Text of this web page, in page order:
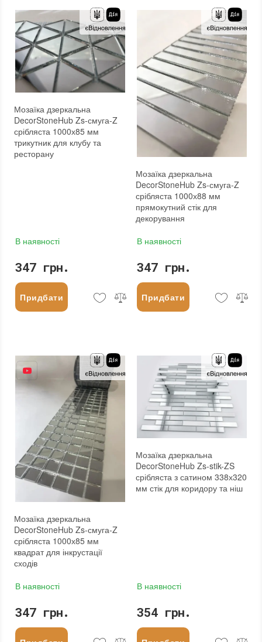
Мозаїка дзеркальна
DecorStoneHub Zs-смуга-Z
срібляста 1000х85 мм
трикутник для клубу та
ресторану
В наявності
347 грн.
Придбати
Мозаїка дзеркальна
DecorStoneHub Zs-смуга-Z
срібляста 1000х88 мм
прямокутний стік для
декорування
В наявності
347 грн.
Придбати
Мозаїка дзеркальна
DecorStoneHub Zs-смуга-Z
срібляста 1000х85 мм
квадрат для інкрустації
сходів
В наявності
347 грн.
Мозаїка дзеркальна
DecorStoneHub Zs-stik-ZS
срібляста з сатином 338х320
мм стік для коридору та ніш
В наявності
354 грн.